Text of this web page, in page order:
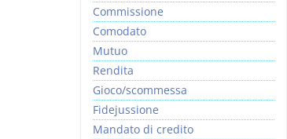
Commissione
Comodato
Mutuo
Rendita
Gioco/scommessa
Fidejussione
Mandato di credito